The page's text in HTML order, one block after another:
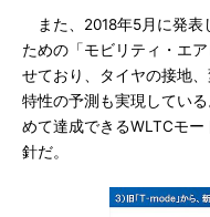
また、2018年5月に発表
ための「モビリティ・エ
せており、タイヤの接地
特性の予測も実現してい
めて達成できるWLTCモ
針だ。